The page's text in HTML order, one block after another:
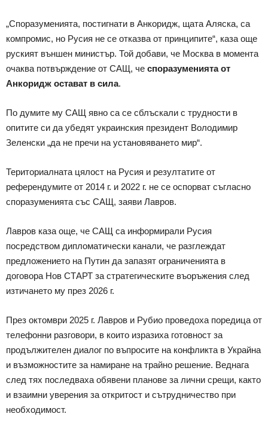
„Споразуменията, постигнати в Анкоридж, щата Аляска, са
компромис, но Русия не се отказва от принципите“, каза още
руският външен министър. Той добави, че Москва в момента
очаква потвърждение от САЩ, че споразуменията от
Анкоридж остават в сила.
По думите му САЩ явно са се сблъскали с трудности в
опитите си да убедят украинския президент Володимир
Зеленски „да не пречи на установяването мир“.
Териториалната цялост на Русия и резултатите от
референдумите от 2014 г. и 2022 г. не се оспорват съгласно
споразуменията със САЩ, заяви Лавров.
Лавров каза още, че САЩ са информирали Русия
посредством дипломатически канали, че разглеждат
предложението на Путин да запазят ограниченията в
договора Нов СТАРТ за стратегическите въоръжения след
изтичането му през 2026 г.
През октомври 2025 г. Лавров и Рубио проведоха поредица от
телефонни разговори, в които изразиха готовност за
продължителен диалог по въпросите на конфликта в Украйна
и възможностите за намиране на трайно решение. Веднага
след тях последваха обявени планове за лични срещи, както
и взаимни уверения за откритост и сътрудничество при
необходимост.